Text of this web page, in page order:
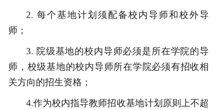
2. 每个基地计划须配备校内导师和校外导
师；
3. 院级基地的校内导师必须是所在学院的导
师，校级基地的校内导师所在学院必须有招收相
关方向的招生资格；
4.作为校内指导教师招收基地计划原则上不超